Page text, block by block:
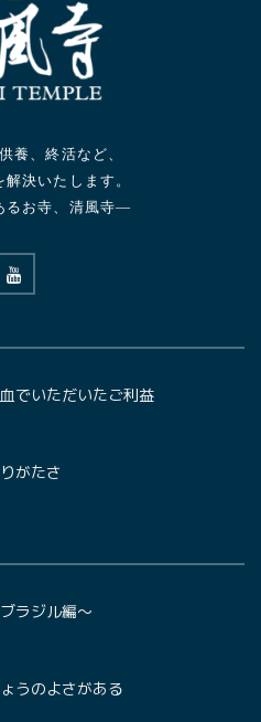
養、終活など、
決いたします。
るお寺、清風寺—
でいただいたご利益
がたさ
ラジル編〜
うのよさがある